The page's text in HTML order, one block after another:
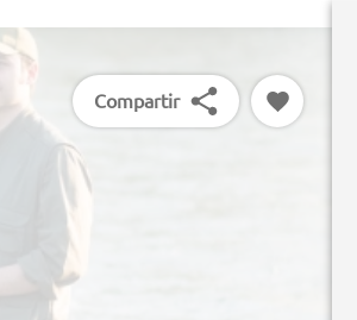
Compartir